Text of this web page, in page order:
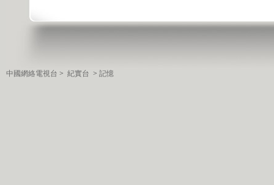
中國網絡電視台 > 紀實台 > 記憶